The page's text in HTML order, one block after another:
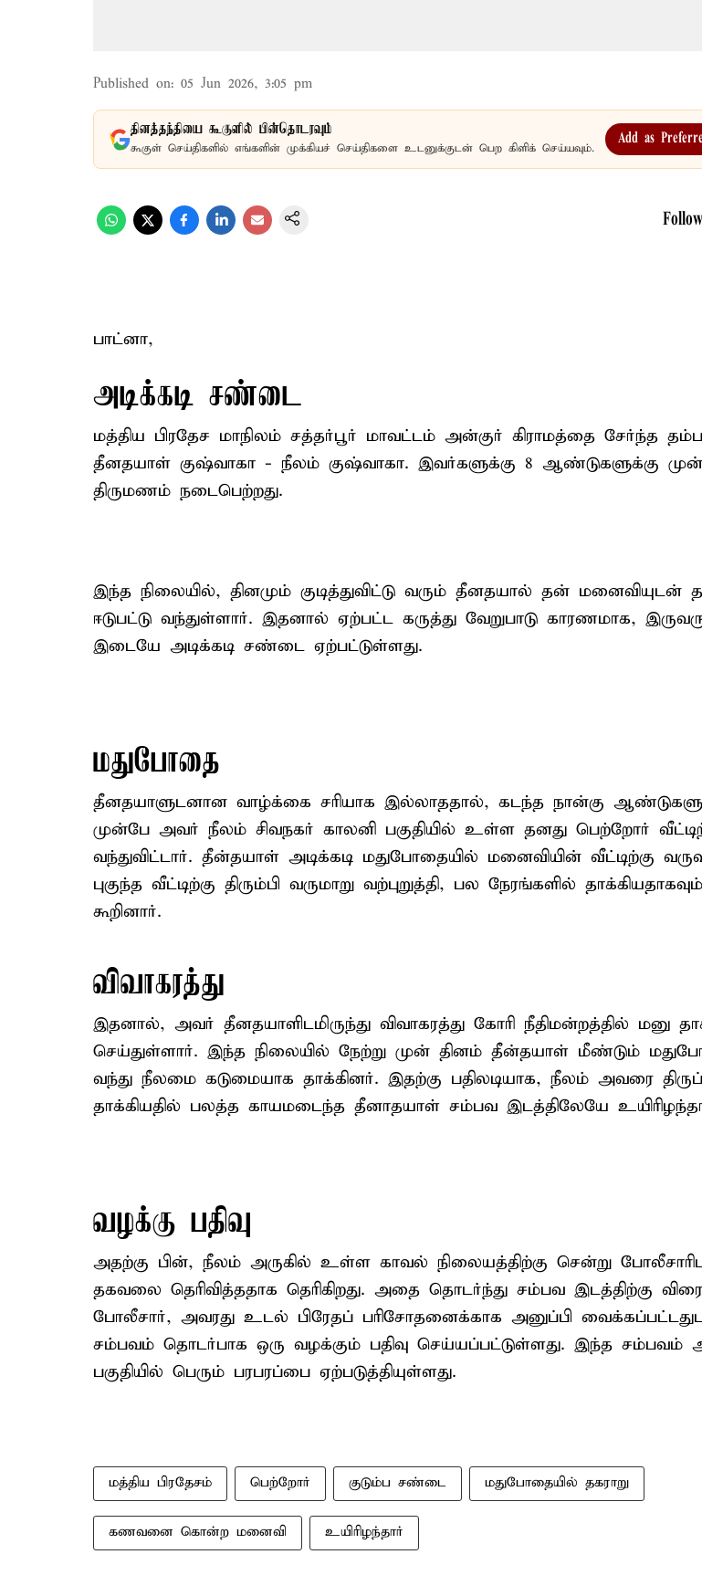
Published on: 05 Jun 2026, 3:05 pm
தினத்தந்தியை கூகுளில் பின்தொடரவும்
கூகுள் செய்திகளில் எங்களின் முக்கியச் செய்திகளை உடனுக்குடன் பெற கிளிக் செய்யவும்.
Add as
பாட்னா,
அடிக்கடி சண்டை
மத்திய பிரதேச மாநிலம் சத்தர்பூர் மாவட்டம் அன்குர் கிராமத்தை சேர்ந்த
தீனதயாள் குஷ்வாகா - நீலம் குஷ்வாகா. இவர்களுக்கு 8 ஆண்டுகளுக்கு முன்
திருமணம் நடைபெற்றது.
இந்த நிலையில், தினமும் குடித்துவிட்டு வரும் தீனதயால் தன் மனைவியுடன்
ஈடுபட்டு வந்துள்ளார். இதனால் ஏற்பட்ட கருத்து வேறுபாடு காரணமாக,
இடையே அடிக்கடி சண்டை ஏற்பட்டுள்ளது.
மதுபோதை
தீனதயாளுடனான வாழ்க்கை சரியாக இல்லாததால், கடந்த நான்கு
முன்பே அவர் நீலம் சிவநகர் காலனி பகுதியில் உள்ள தனது பெற்றோர்
வந்துவிட்டார். தீன்தயாள் அடிக்கடி மதுபோதையில் மனைவியின் வீட்டிற்கு
புகுந்த வீட்டிற்கு திரும்பி வருமாறு வற்புறுத்தி, பல நேரங்களில் தாக்கியதாகவும்
கூறினார்.
விவாகரத்து
இதனால், அவர் தீனதயாளிடமிருந்து விவாகரத்து கோரி நீதிமன்றத்தில் மனு
செய்துள்ளார். இந்த நிலையில் நேற்று முன் தினம் தீன்தயாள் மீண்டும்
வந்து நீலமை கடுமையாக தாக்கினர். இதற்கு பதிலடியாக, நீலம் அவரை
தாக்கியதில் பலத்த காயமடைந்த தீனாதயாள் சம்பவ இடத்திலேயே
வழக்கு பதிவு
அதற்கு பின், நீலம் அருகில் உள்ள காவல் நிலையத்திற்கு சென்று
தகவலை தெரிவித்ததாக தெரிகிறது. அதை தொடர்ந்து சம்பவ இடத்திற்கு
போலீசார், அவரது உடல் பிரேதப் பரிசோதனைக்காக அனுப்பி
சம்பவம் தொடர்பாக ஒரு வழக்கும் பதிவு செய்யப்பட்டுள்ளது. இந்த சம்பவம்
பகுதியில் பெரும் பரபரப்பை ஏற்படுத்தியுள்ளது.
மத்திய பிரதேசம் பெற்றோர் குடும்ப சண்டை மதுபோதையில் தகராறு
கணவனை கொன்ற மனைவி உயிரிழந்தார்